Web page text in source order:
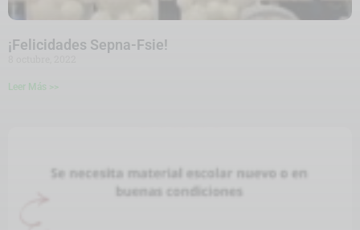
¡Felicidades Sepna-Fsie!
Leer Más >>